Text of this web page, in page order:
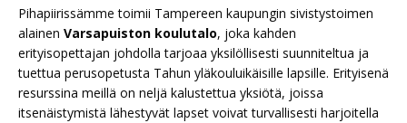
Pihapiirissämme toimii Tampereen kaupungin sivistystoimen
alainen Varsapuiston koulutalo, joka kahden
erityisopettajan johdolla tarjoaa yksilöllisesti suunniteltua ja
tuettua perusopetusta Tahun yläkouluikäisille lapsille. Erityisenä
resurssina meillä on neljä kalustettua yksiötä, joissa
itsenäistymistä lähestyvät lapset voivat turvallisesti harjoitella